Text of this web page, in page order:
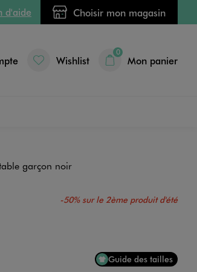
d'aide Choisir mon magasin
Wishlist
0
Mon panier
garçon noir
-50% sur le 2ème produit d'été
Guide des tailles